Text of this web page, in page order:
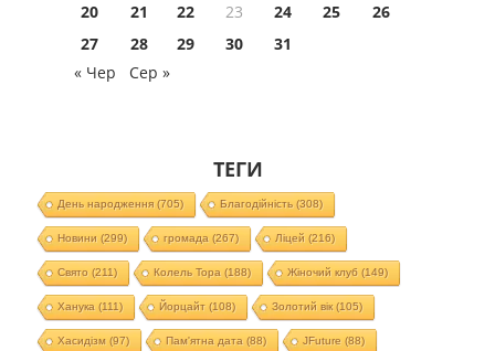
20
21 22 23 24 25
26
27
28 29 30
31
« Чер
Сер »
ТЕГИ
День народження(705) Благодійність (308)
Новини (299) громада (267) Ліцей (216)
Свято (211) Колель Тора (188) Жіночий клуб (149)
Ханука (111) Йорцайт (108) Золотий вік(105)
Хасидізм (97) Пам'ятна дата (88) JFuture (88)